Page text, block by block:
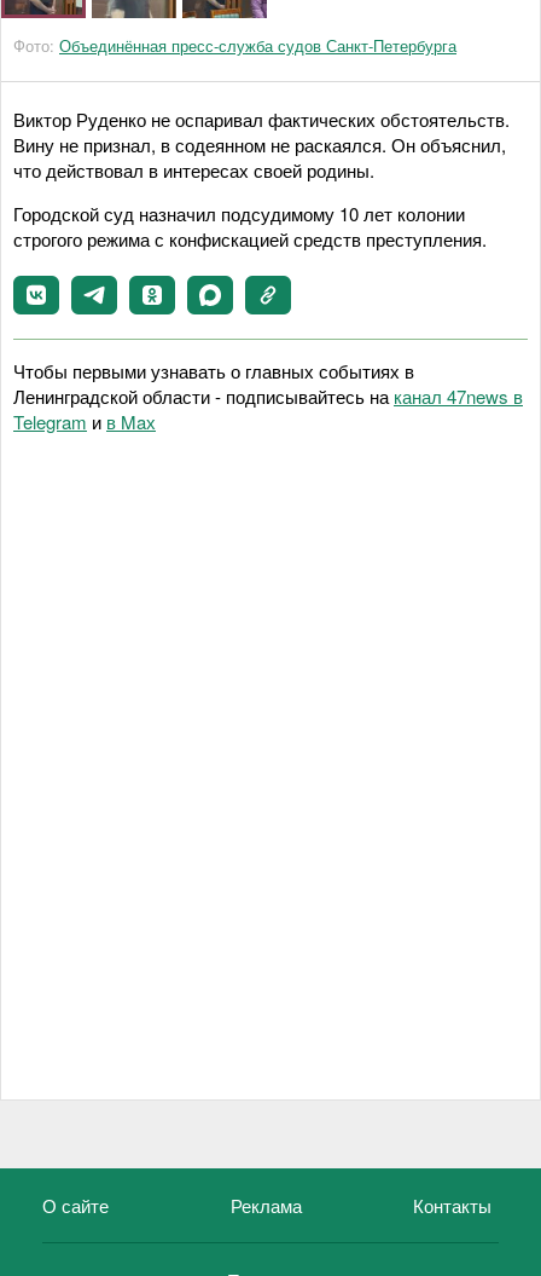
Фото: Объединённая пресс-служба судов Санкт-Петербурга
Виктор Руденко не оспаривал фактических обстоятельств.
Вину не признал, в содеянном не раскаялся. Он объяснил,
что действовал в интересах своей родины.
Городской суд назначил подсудимому 10 лет колонии
строгого режима с конфискацией средств преступления.
Чтобы первыми узнавать о главных событиях в
Ленинградской области - подписывайтесь на канал 47news в
Telegram и в Maх
О сайте Реклама Контакты